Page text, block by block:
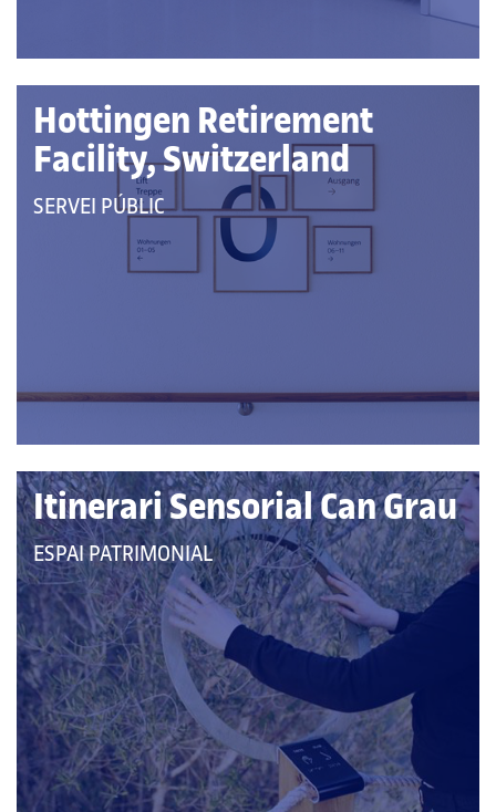
Hottingen Retirement
Facility, Switzerland
QUE
SERVEI PÚBLIC
Itinerari Sensorial Can Grau
QUE
PERTANY
A
LES
CATEGORIES:
ESPAI PATRIMONIAL